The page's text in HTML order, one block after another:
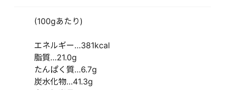
(100gあたり)
エネルギー…381kcal
脂質…21.0g
たんぱく質…6.7g
炭水化物…41.3g